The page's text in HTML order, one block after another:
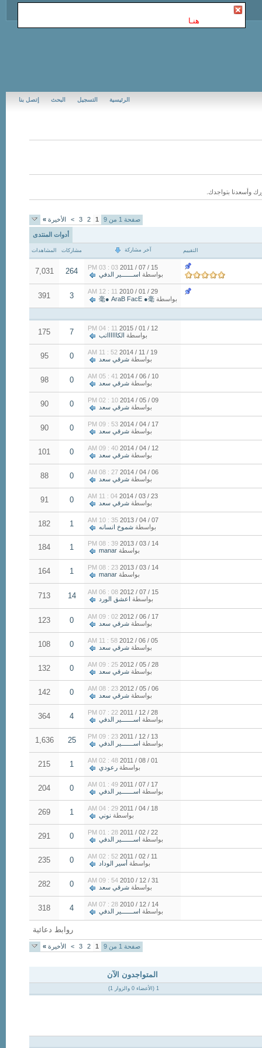
هنـا
إتصل بنا البحث التسجيل الرئيسية
وأسعدنا بتواجدك.
صفحة 1 من 9 1
2
3
> الأخيرة »
أدوات المنتدى
التقييم آخر مشاركة مشاركات المشاهدات
15 / 07 / 2011
03 : 03 PM
بواسطة اســـــــير الدفي 264
7,031
29 / 01 / 2010
11 : 12 AM
بواسطة 毫● AraB FacE ●毫
3
391
12 / 01 / 2015
11 : 04 PM
بواسطة الكااااااتب 7
175
19 / 11 / 2014
52 : 11 AM
بواسطة شرقي سعد 0
95
10 / 06 / 2014
41 : 05 AM
بواسطة شرقي سعد 0
98
09 / 05 / 2014
10 : 02 PM
بواسطة شرقي سعد 0
90
17 / 04 / 2014
53 : 09 PM
بواسطة شرقي سعد 0
90
12 / 04 / 2014
40 : 09 AM
بواسطة شرقي سعد 0
101
06 / 04 / 2014
27 : 08 AM
بواسطة شرقي سعد 0
88
23 / 03 / 2014
04 : 11 AM
بواسطة شرقي سعد 0
91
07 / 04 / 2013
35 : 10 AM
بواسطة شموخ انسانه 1
182
14 / 03 / 2013
39 : 08 PM
بواسطة manar
1
184
14 / 03 / 2013
23 : 08 PM
بواسطة manar
1
164
15 / 07 / 2012
08 : 06 AM
بواسطة اعشق الورد 14
713
17 / 06 / 2012
02 : 09 AM
بواسطة شرقي سعد 0
123
05 / 06 / 2012
58 : 11 AM
بواسطة شرقي سعد 0
108
28 / 05 / 2012
25 : 09 AM
بواسطة شرقي سعد 0
132
06 / 05 / 2012
23 : 08 AM
بواسطة شرقي سعد 0
142
28 / 12 / 2011
22 : 07 PM
بواسطة اســـــــير الدفي 4
364
13 / 12 / 2011
23 : 09 PM
بواسطة اســـــــير الدفي 25
1,636
01 / 08 / 2011
48 : 02 AM
بواسطة رعودي 1
215
17 / 07 / 2011
49 : 01 AM
بواسطة اســـــــير الدفي 0
204
18 / 04 / 2011
29 : 04 AM
بواسطة نوني 1
269
22 / 02 / 2011
28 : 01 PM
بواسطة اســـــــير الدفي 0
291
11 / 02 / 2011
52 : 02 AM
بواسطة أسير الوداد 0
235
31 / 12 / 2010
54 : 09 AM
بواسطة شرقي سعد 0
282
14 / 12 / 2010
28 : 07 AM
بواسطة اســـــــير الدفي 4
318
روابط دعائية
صفحة 1 من 9 1
2
3
> الأخيرة »
المتواجدون الآن
1 (الأعضاء 0 والزوار 1)